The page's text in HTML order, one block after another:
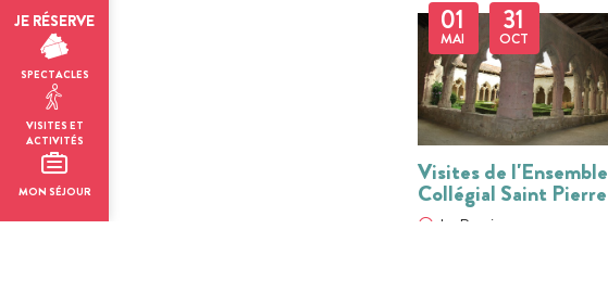
JE RÉSERVE
SPECTACLES
VISITES ET
ACTIVITÉS
MON SÉJOUR
01
MAI
31
OCT
Visites de l'Ensemble
Collégial Saint Pierre
La Romieu